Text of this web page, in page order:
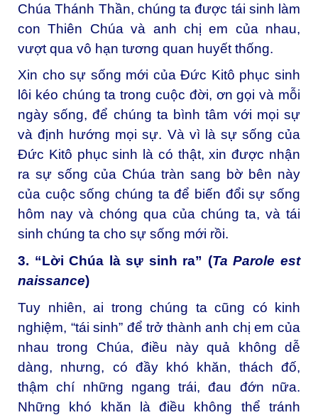
Chúa Thánh Thần, chúng ta được tái sinh làm
con Thiên Chúa và anh chị em của nhau,
vượt qua vô hạn tương quan huyết thống.
Xin cho sự sống mới của Đức Kitô phục sinh
lôi kéo chúng ta trong cuộc đời, ơn gọi và mỗi
ngày sống, để chúng ta bình tâm với mọi sự
và định hướng mọi sự. Và vì là sự sống của
Đức Kitô phục sinh là có thật, xin được nhận
ra sự sống của Chúa tràn sang bờ bên này
của cuộc sống chúng ta để biến đổi sự sống
hôm nay và chóng qua của chúng ta, và tái
sinh chúng ta cho sự sống mới rồi.
3. “Lời Chúa là sự sinh ra” (Ta Parole est
naissance)
Tuy nhiên, ai trong chúng ta cũng có kinh
nghiệm, “tái sinh” để trở thành anh chị em của
nhau trong Chúa, điều này quả không dễ
dàng, nhưng, có đầy khó khăn, thách đố,
thậm chí những ngang trái, đau đớn nữa.
Những khó khăn là điều không thể tránh